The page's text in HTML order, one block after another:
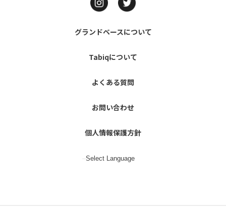
グランドベースについて
Tabiqについて
よくある質問
お問い合わせ
個人情報保護方針